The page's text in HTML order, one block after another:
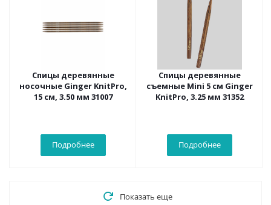
Спицы деревянные
носочные Ginger KnitPro,
15 см, 3.50 мм 31007
Подробнее
Спицы деревянные
съемные Mini 5 см Ginger
KnitPro, 3.25 мм 31352
Подробнее
Показать еще